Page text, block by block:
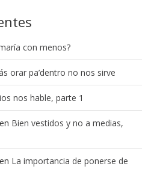
con menos?
orar pa’dentro no nos sirve
nos hable, parte 1
en Bien vestidos y no a medias,
en La importancia de ponerse de